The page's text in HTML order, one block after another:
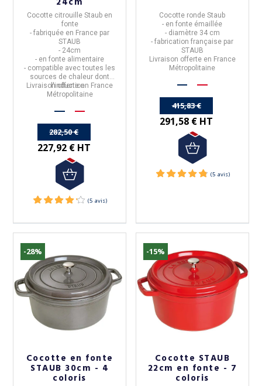
(11 avis)
Cocotte citrouille Staub en
fonte
- fabriquée en France par
STAUB
- 24cm
- en fonte alimentaire
- compatible avec toutes les
sources de chaleur dont
l'induction.
Livraison offerte en France
Métropolitaine
282,50 €
227,92 € HT
Cocotte ronde Staub
- en fonte émaillée
- diamètre 34 cm
- fabrication française par
STAUB
Livraison offerte en France
Métropolitaine
415,83 €
291,58 € HT
-28%
Cocotte en fonte
STAUB 30cm - 4
coloris
-15%
Cocotte STAUB
22cm en fonte - 7
coloris